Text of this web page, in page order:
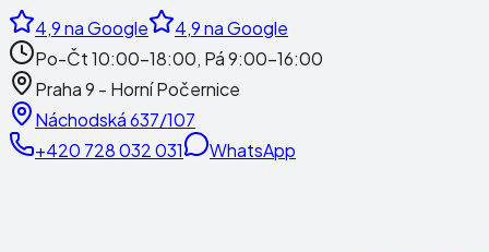
4,9na Google 4,9na Google
Po-Čt 10:00-18:00, Pá 9:00-16:00
Praha 9 - Horní Počernice
Náchodská 637/107
+420 728 032 031
WhatsApp